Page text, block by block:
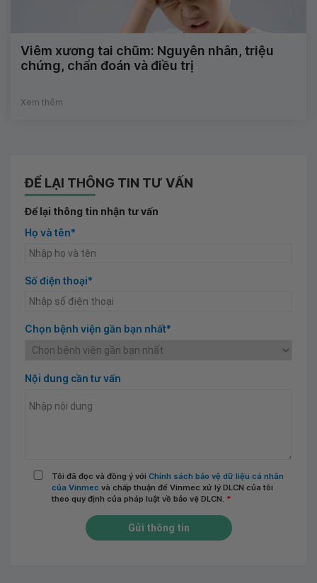
Viêm xương tai chũm: Nguyên nhân, triệu
chứng, chẩn đoán và điều trị
Xem thêm
ĐỂ LẠI THÔNG TIN TƯ VẤN
Để lại thông tin nhận tư vấn
Họ và tên*
Số điện thoại*
Chọn bệnh viện gần bạn nhất*
Nội dung cần tư vấn
Tôi đã đọc và đồng ý với Chính sách bảo vệ dữ liệu cá nhân
của Vinmec và chấp thuận để Vinmec xử lý DLCN của tôi
theo quy định của pháp luật về bảo vệ DLCN. *
Gửi thông tin